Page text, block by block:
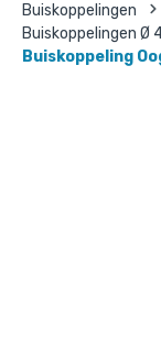
Buiskoppelingen
Buiskoppelingen Ø
Buiskoppeling